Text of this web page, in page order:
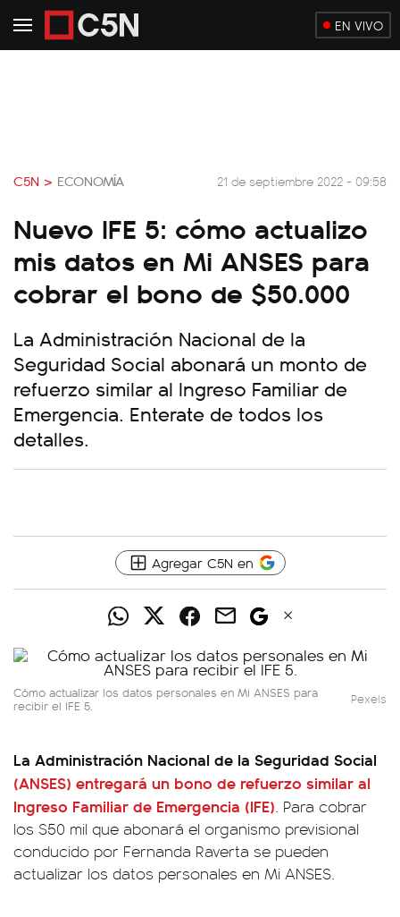
EN VIVO
C5N > ECONOMÍA 21 de septiembre 2022 - 09:58
Nuevo IFE 5: cómo actualizo
mis datos en Mi ANSES para
cobrar el bono de $50.000
La Administración Nacional de la
Seguridad Social abonará un monto de
refuerzo similar al Ingreso Familiar de
Emergencia. Enterate de todos los
detalles.
Agregar C5N en
Cómo actualizar los datos personales en Mi ANSES para
recibir el IFE 5. Pexels
La Administración Nacional de la Seguridad Social
(ANSES) entregará un bono de refuerzo similar al
Ingreso Familiar de Emergencia (IFE). Para cobrar
los $50 mil que abonará el organismo previsional
conducido por Fernanda Raverta se pueden
actualizar los datos personales en Mi ANSES.